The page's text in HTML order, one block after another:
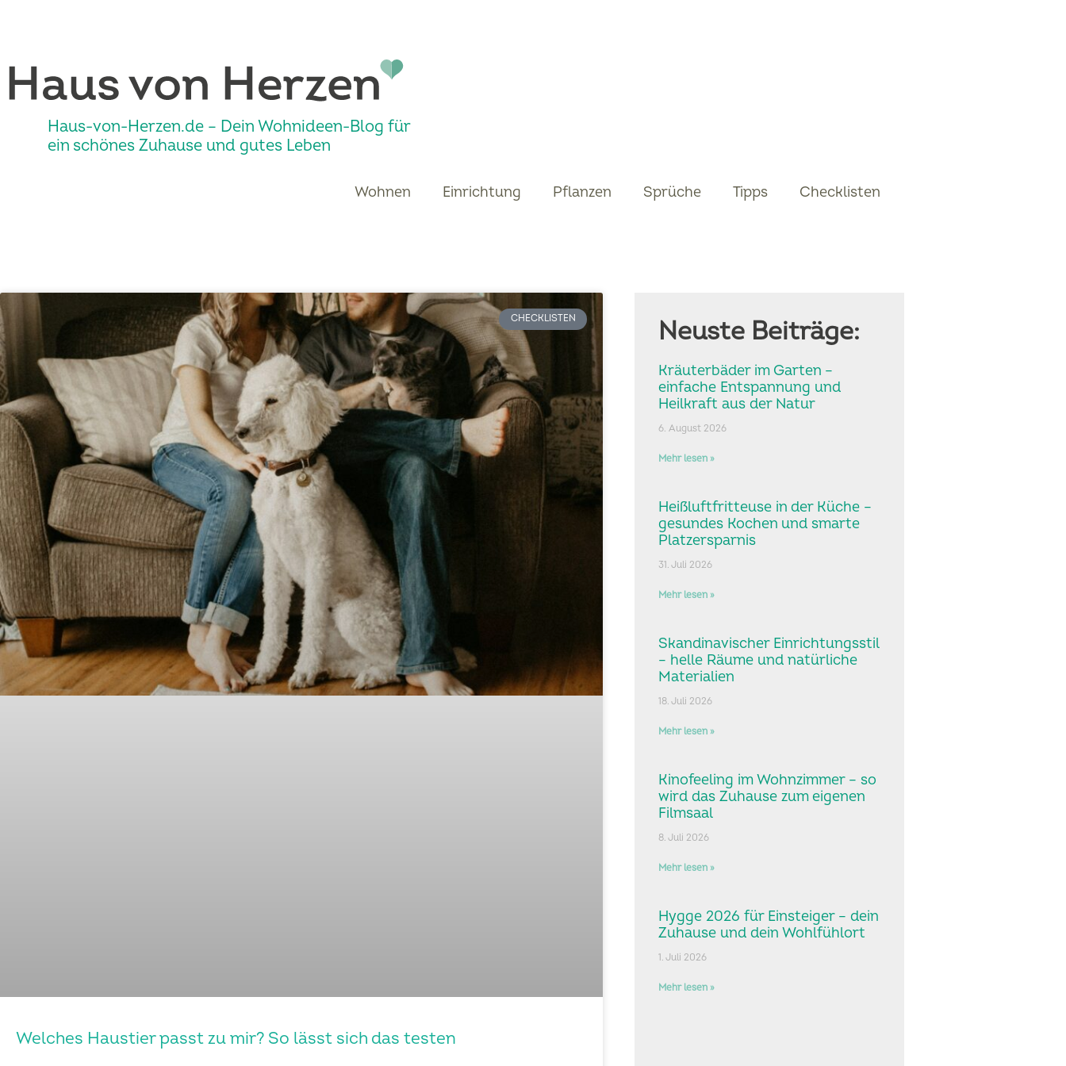
Haus-von-Herzen.de – Dein Wohnideen-Blog für
ein schönes Zuhause und gutes Leben
Wohnen Einrichtung Pflanzen Sprüche Tipps Checklisten
CHECKLISTEN
Welches Haustier passt zu mir? So lässt sich das testen
Neuste Beiträge:
Kräuterbäder im Garten –
einfache Entspannung und
Heilkraft aus der Natur
6. August 2026
Mehr lesen »
Heißluftfritteuse in der Küche –
gesundes Kochen und smarte
Platzersparnis
31. Juli 2026
Mehr lesen »
Skandinavischer Einrichtungsstil
– helle Räume und natürliche
Materialien
18. Juli 2026
Mehr lesen »
Kinofeeling im Wohnzimmer – so
wird das Zuhause zum eigenen
Filmsaal
8. Juli 2026
Mehr lesen »
Hygge 2026 für Einsteiger – dein
Zuhause und dein Wohlfühlort
1. Juli 2026
Mehr lesen »